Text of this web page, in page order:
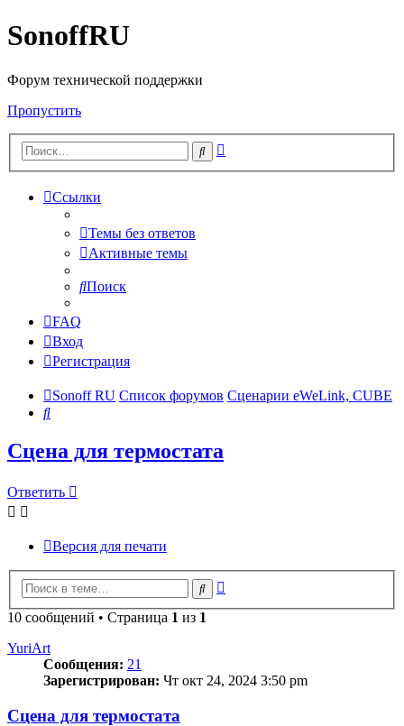
SonoffRU
Форум технической поддержки
Пропустить
Поиск
Ссылки
Темы без ответов
Активные темы
Поиск
FAQ
Вход
Регистрация
Sonoff RU Список форумов Сценарии eWeLink, CUBE
Поиск
Сцена для термостата
Ответить
Версия для печати
Поиск
10 сообщений • Страница 1 из 1
YuriArt
Сообщения: 21
Зарегистрирован: Чт окт 24, 2024 3:50 pm
Сцена для термостата